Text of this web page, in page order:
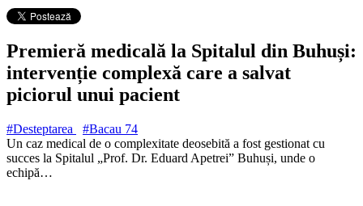
Premieră medicală la Spitalul din Buhuși:
intervenție complexă care a salvat
piciorul unui pacient
#Desteptarea #Bacau 74
Un caz medical de o complexitate deosebită a fost gestionat cu
succes la Spitalul „Prof. Dr. Eduard Apetrei” Buhuși, unde o
echipă…